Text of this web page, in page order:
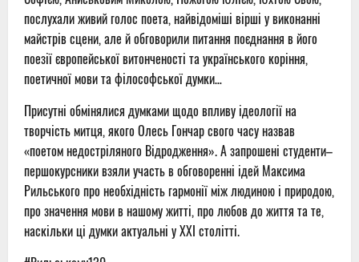
послухали живий голос поета, найвідоміші вірші у виконанні
майстрів сцени, але й обговорили питання поєднання в його
поезії європейської витонченості та українського коріння,
поетичної мови та філософської думки…
Присутні обмінялися думками щодо впливу ідеології на
творчість митця, якого Олесь Гончар свого часу назвав
«поетом недостріляного Відродження». А запрошені студенти–
першокурсники взяли участь в обговоренні ідей Максима
Рильського про необхідність гармонії між людиною і природою,
про значення мови в нашому житті, про любов до життя та те,
наскільки ці думки актуальні у XXI столітті.